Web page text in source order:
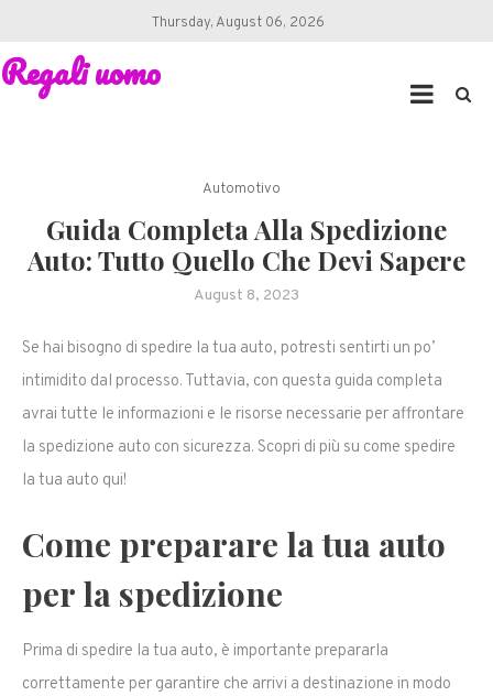
content
Thursday, August 06, 2026
Regali uomo
Automotivo
Guida Completa Alla Spedizione
Auto: Tutto Quello Che Devi Sapere
August 8, 2023
Se hai bisogno di spedire la tua auto, potresti sentirti un po’
intimidito dal processo. Tuttavia, con questa guida completa
avrai tutte le informazioni e le risorse necessarie per affrontare
la spedizione auto con sicurezza. Scopri di più su come spedire
la tua auto qui!
Come preparare la tua auto
per la spedizione
Prima di spedire la tua auto, è importante prepararla
correttamente per garantire che arrivi a destinazione in modo